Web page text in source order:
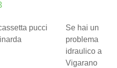
Se hai un
problema
idraulico a
Vigarano